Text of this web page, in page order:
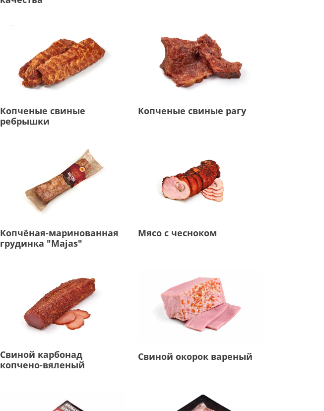
Копченые свиные
ребрышки
Копченые свиные рагу
Копчёная-маринованная
грудинка "Majas"
Мясо с чесноком
Свиной карбонад
копчено-вяленый
Свиной окорок вареный